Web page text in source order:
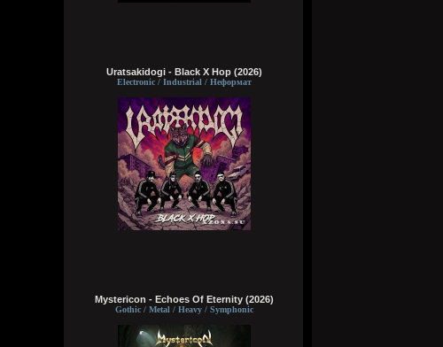
Uratsakidogi - Black X Hop (2026)
Electronic / Industrial / Неформат
Mystericon - Echoes Of Eternity (2026)
Gothic / Metal / Heavy / Symphonic